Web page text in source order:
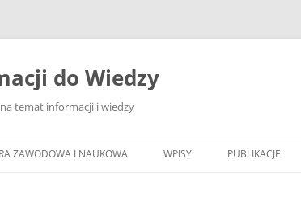
do Wiedzy
temat informacji i wiedzy
ZAWODOWA I NAUKOWA WPISY PUBLIKACJE